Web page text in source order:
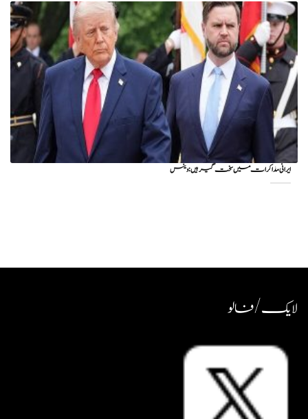
ایرانی مذاکرات میں سخت گیر ہیں: وینس
لایک / فالو